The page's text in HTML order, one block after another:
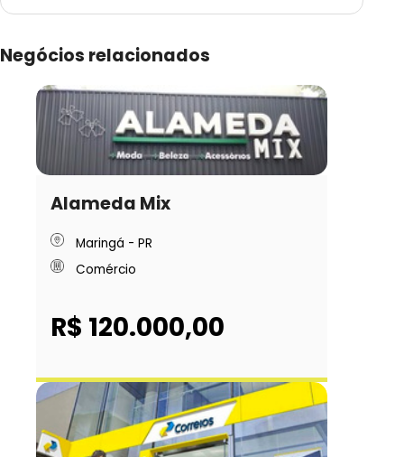
Negócios relacionados
Alameda Mix
Maringá - PR
Comércio
R$ 120.000,00